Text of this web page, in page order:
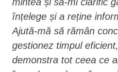
înțelege și a reține
Ajută-mă să rămân
gestionez timpul
demonstra tot ceea ce